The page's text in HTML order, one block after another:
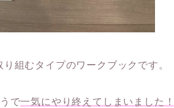
組むタイプのワークブックです。
で一気にやり終えてしまいました！